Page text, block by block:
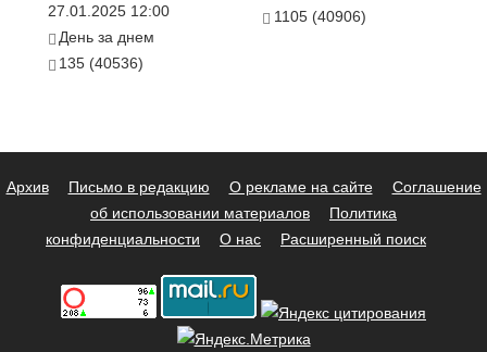
27.01.2025 12:00
День за днем
135 (40536)
1105 (40906)
Архив Письмо в редакцию О рекламе на сайте
Соглашение
об использовании материалов
Политика
конфиденциальности
О нас Расширенный поиск